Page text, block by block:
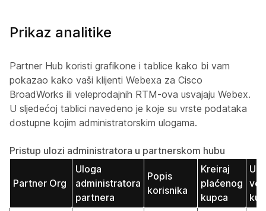
Prikaz analitike
Partner Hub koristi grafikone i tablice kako bi vam
pokazao kako vaši klijenti Webexa za Cisco
BroadWorks ili veleprodajnih RTM-ova usvajaju Webex.
U sljedećoj tablici navedeno je koje su vrste podataka
dostupne kojim administratorskim ulogama.
Pristup ulozi administratora u partnerskom hubu
Partner Org
Uloga
administratora
partnera
Popis
korisnika
Kreiraj
plaćenog
kupca